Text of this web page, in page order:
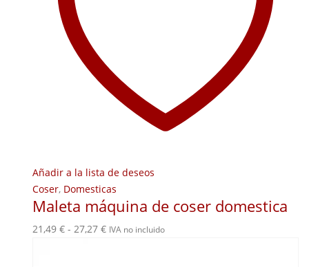
Añadir a la lista de deseos
Coser, Domesticas
Maleta máquina de coser domestica
21,49 € - 27,27 €Rango
IVA no incluido